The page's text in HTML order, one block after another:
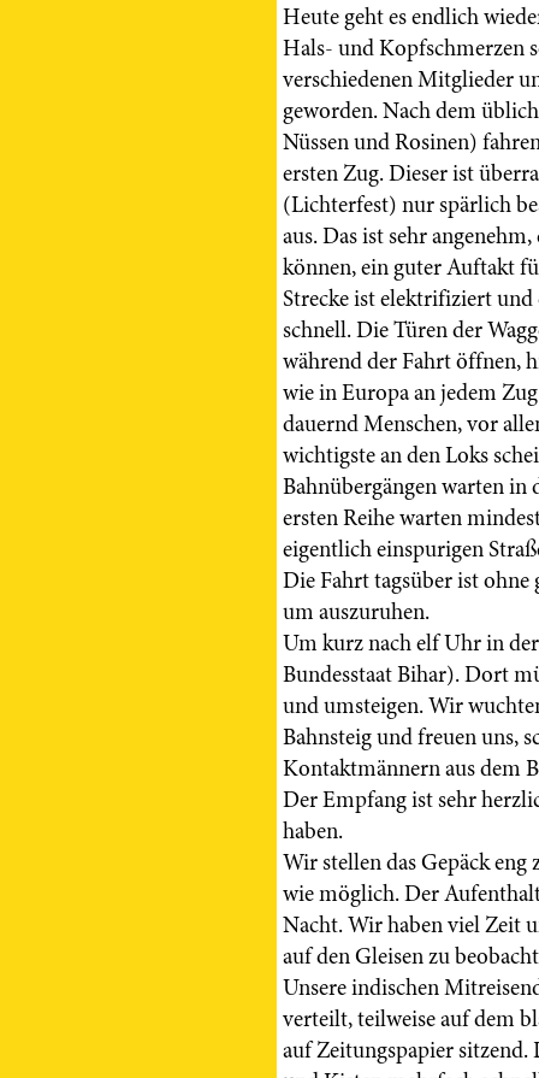
Heute geht es endlich
Hals- und Kopfschmerzen
verschiedenen Mitglieder
geworden. Nach dem
Nüssen und Rosinen)
ersten Zug. Dieser ist
(Lichterfest) nur spärlich
aus. Das ist sehr
können, ein guter Auftakt
Strecke ist elektrifiziert
schnell. Die Türen der
während der Fahrt öffnen,
wie in Europa an jedem
dauernd Menschen, vor
wichtigste an den Loks
Bahnübergängen warten in
ersten Reihe warten
eigentlich einspurigen
Die Fahrt tagsüber ist
um auszuruhen.
Um kurz nach elf Uhr in
Bundesstaat Bihar). Dort
und umsteigen. Wir
Bahnsteig und freuen uns,
Kontaktmännern aus dem
Der Empfang ist sehr
haben.
Wir stellen das Gepäck eng
wie möglich. Der
Nacht. Wir haben viel Zeit
auf den Gleisen zu
Unsere indischen
verteilt, teilweise auf dem
auf Zeitungspapier sitzend.